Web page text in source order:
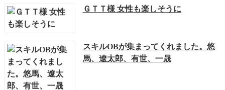
ＧＴＴ様 女性も楽しそうに
スキルOBが集まってくれました。悠
馬、遼太郎、有世、一晟